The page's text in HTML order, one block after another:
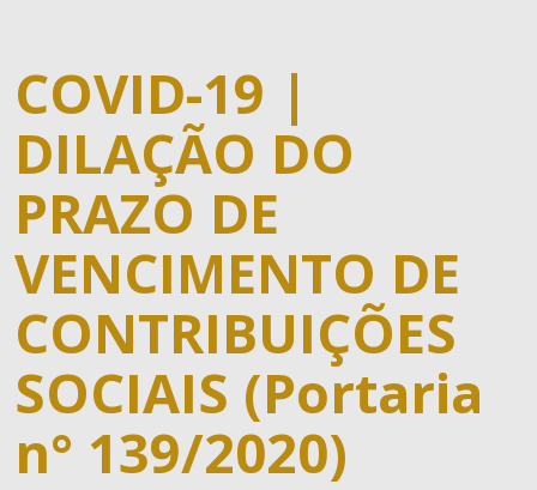
COVID-19 |
DILAÇÃO DO
PRAZO DE
VENCIMENTO DE
CONTRIBUIÇÕES
SOCIAIS (Portaria
n° 139/2020)